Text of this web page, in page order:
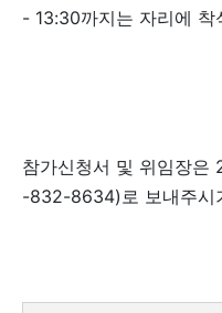
- 13:30까지는 자리에 착
참가신청서 및 위임장은
-832-8634)로 보내주시